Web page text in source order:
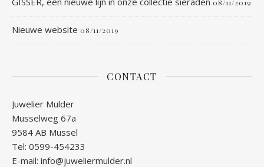
08/11/2019
Nieuwe website 08/11/2019
CONTACT
Juwelier Mulder
Musselweg 67a
9584 AB Mussel
Tel: 0599-454233
E-mail: info@juweliermulder.nl